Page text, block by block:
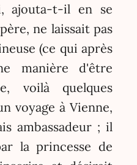
ajouta-t-il en se
ne laissait pas
(ce qui après
manière d'être
voilà quelques
voyage à Vienne,
ambassadeur ; il
la princesse de